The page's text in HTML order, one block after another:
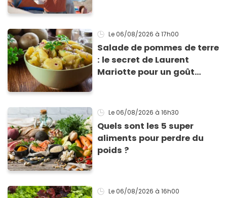
Le 06/08/2026 à 17h00
Salade de pommes de terre
: le secret de Laurent
Mariotte pour un goût
Le 06/08/2026 à 16h30
Quels sont les 5 super
aliments pour perdre du
poids ?
Le 06/08/2026 à 16h00